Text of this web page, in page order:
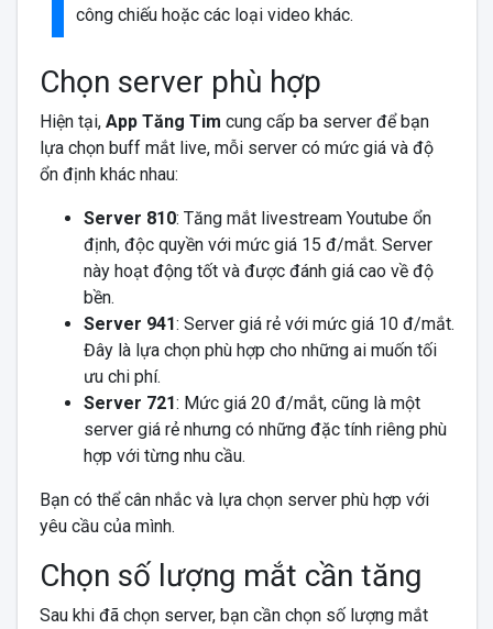
công chiếu hoặc các loại video khác.
Chọn server phù hợp
Hiện tại, App Tăng Tim cung cấp ba server để bạn
lựa chọn buff mắt live, mỗi server có mức giá và độ
ổn định khác nhau:
Server 810: Tăng mắt livestream Youtube ổn
định, độc quyền với mức giá 15 đ/mắt. Server
này hoạt động tốt và được đánh giá cao về độ
bền.
Server 941: Server giá rẻ với mức giá 10 đ/mắt.
Đây là lựa chọn phù hợp cho những ai muốn tối
ưu chi phí.
Server 721: Mức giá 20 đ/mắt, cũng là một
server giá rẻ nhưng có những đặc tính riêng phù
hợp với từng nhu cầu.
Bạn có thể cân nhắc và lựa chọn server phù hợp với
yêu cầu của mình.
Chọn số lượng mắt cần tăng
Sau khi đã chọn server, bạn cần chọn số lượng mắt